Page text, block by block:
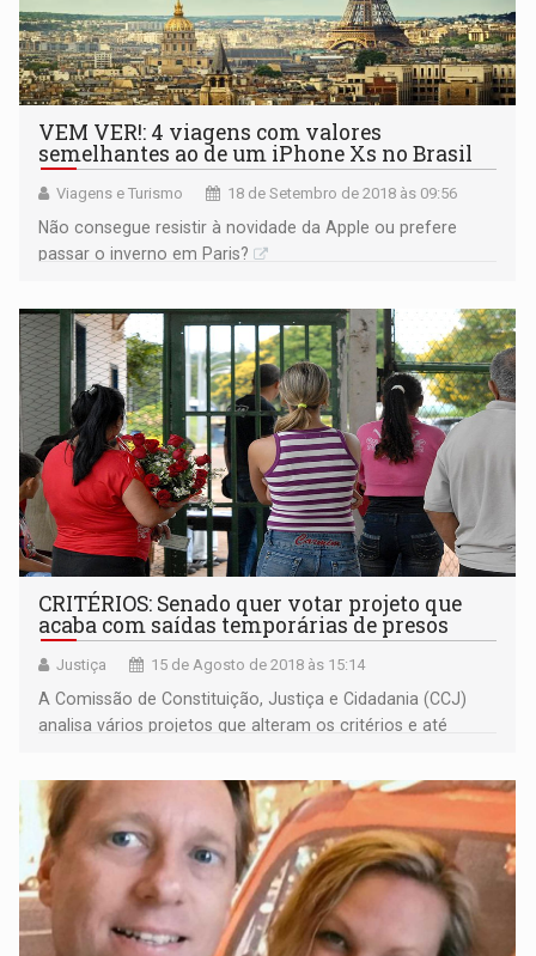
VEM VER!: 4 viagens com valores
semelhantes ao de um iPhone Xs no Brasil
Viagens e Turismo 18 de Setembro de 2018 às 09:56
Não consegue resistir à novidade da Apple ou prefere
passar o inverno em Paris?
CRITÉRIOS: Senado quer votar projeto que
acaba com saídas temporárias de presos
Justiça 15 de Agosto de 2018 às 15:14
A Comissão de Constituição, Justiça e Cidadania (CCJ)
analisa vários projetos que alteram os critérios e até